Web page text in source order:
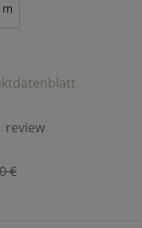
m
review
€